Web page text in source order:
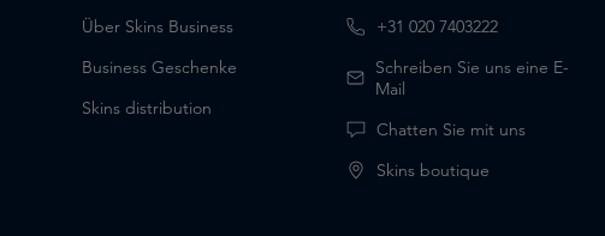
Über Skins Business
Business Geschenke
Skins distribution
+31 020 7403222
Schreiben Sie uns eine E-
Mail
Chatten Sie mit uns
Skins boutique